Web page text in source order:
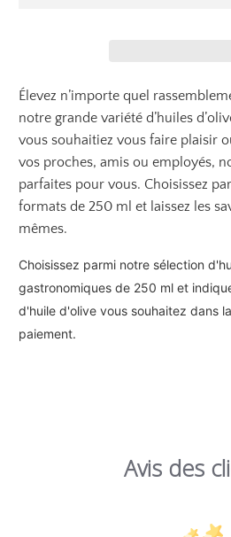
Élevez n’importe quel
notre grande variété d’huiles
vous souhaitiez vous faire plaisir
vos proches, amis ou employés,
parfaites pour vous. Choisissez
formats de 250 ml et laissez les
mêmes.
Choisissez parmi notre sélection
gastronomiques de 250 ml et
d'huile d'olive vous souhaitez dans
paiement.
Avis des